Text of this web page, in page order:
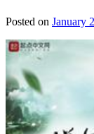
Posted on January